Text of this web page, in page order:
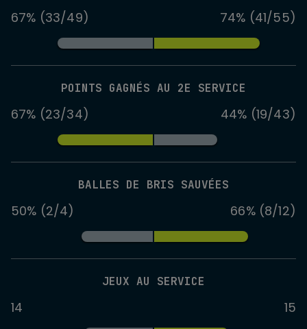
67% (33/49) 74% (41/55)
POINTS GAGNÉS AU 2E SERVICE
67% (23/34) 44% (19/43)
BALLES DE BRIS SAUVÉES
50% (2/4) 66% (8/12)
JEUX AU SERVICE
14 15